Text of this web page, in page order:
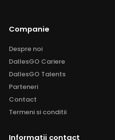
Companie
Despre noi
DallesGO Cariere
DallesGO Talents
Parteneri
Contact
Termeni si conditii
Informatii contact